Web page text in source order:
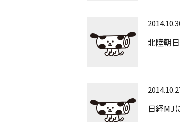
北陸朝
日経MJ